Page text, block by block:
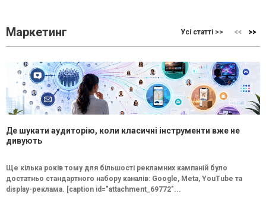
Маркетинг Усі статті >>
Де шукати аудиторію, коли класичні інструменти вже не
дивують
Ще кілька років тому для більшості рекламних кампаній було
достатньо стандартного набору каналів: Google, Meta, YouTube та
display-реклама. [caption id="attachment_69772"...